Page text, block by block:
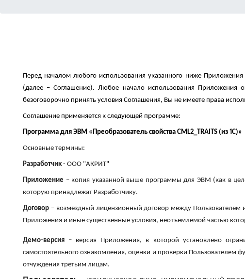
Перед началом любого использования указанного ниже
(далее – Соглашение). Любое начало использования Приложения
безоговорочно принять условия Соглашения, Вы не имеете права
Соглашение применяется к следующей программе:
Программа для ЭВМ «Преобразователь свойства CML2_TRAITS (из 1С)»
Основные термины:
Разработчик- ООО "АКРИТ"
Приложение – копия указанной выше программы для ЭВМ (как в
которую принадлежат Разработчику.
Договор – возмездный лицензионный договор между
Приложения и иные существенные условия, неотъемлемой частью
Демо-версия – версия Приложения, в которой установлено
самостоятельного ознакомления, оценки и проверки Пользователем
отчуждения третьим лицам.